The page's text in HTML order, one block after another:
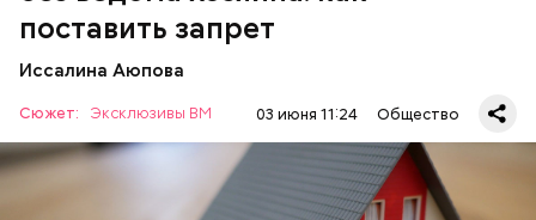
поставить запрет
Иссалина Аюпова
Сюжет: Эксклюзивы ВМ 03 июня 11:24 Общество